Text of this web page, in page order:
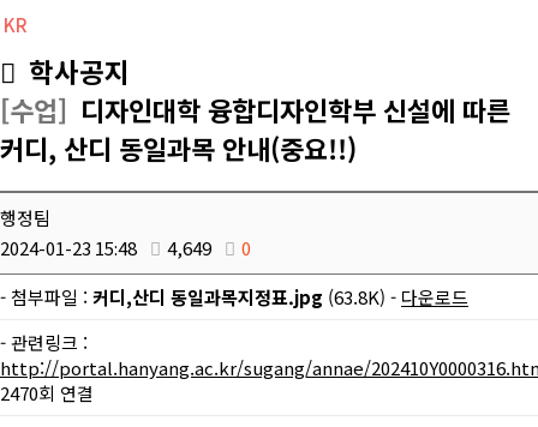
KR
학사공지
[수업] 디자인대학 융합디자인학부 신설에 따른
커디, 산디 동일과목 안내(중요!!)
행정팀
2024-01-23 15:48
4,649
0
- 첨부파일 : 커디,산디 동일과목지정표.jpg (63.8K) - 다운로드
- 관련링크 :
http://portal.hanyang.ac.kr/sugang/annae/
2470회 연결